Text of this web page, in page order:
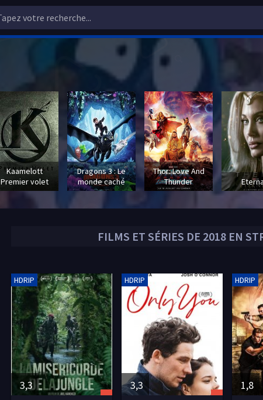
FILMS ET SÉRIES DE 2018 EN
3,3
HDRIP
3,3
HDRIP
1,8
HDRIP
Kaamelott
Premier volet
Dragons 3 : Le
monde caché
Thor: Love And
Thunder